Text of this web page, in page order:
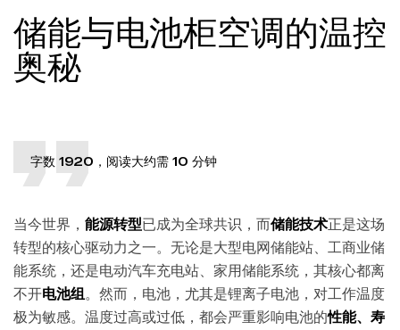
储能与电池柜空调的温控
奥秘
字数 1920，阅读大约需 10 分钟
当今世界， 能源转型已成为全球共识，而储能技术正是这场
转型的核心驱动力之一。无论是大型电网储能站、工商业储
能系统，还是电动汽车充电站、家用储能系统，其核心都离
不开电池组。然而，电池，尤其是锂离子电池，对工作温度
极为敏感。温度过高或过低，都会严重影响电池的性能、寿